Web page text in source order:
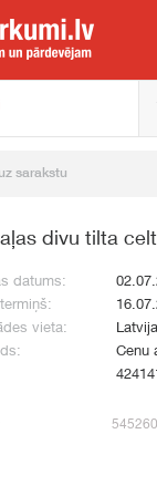
sarakstu
divu tilta
datums:
vieta:
Latvija
Cenu